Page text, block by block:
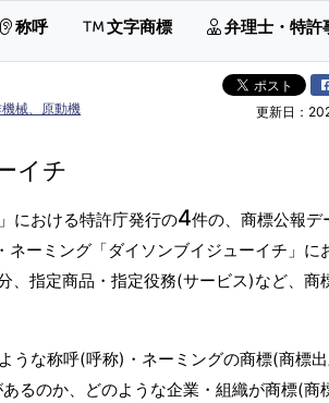
称呼 文字商標 弁理士・特許
械、原動機
更新日：
イチ
における特許庁発行の4件の、商標公報デ
ーミング「ダイソンブイジューイチ」に
、指定商品・指定役務(サービス)など、商
うな称呼(呼称)・ネーミングの商標(商標
るのか、どのような企業・組織が商標(商